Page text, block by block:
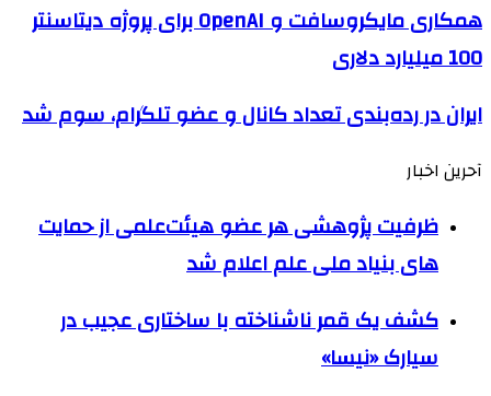
همکاری مایکروسافت و OpenAI برای پروژه دیتاسنتر
100 میلیارد دلاری
ایران در رده‌بندی تعداد کانال و عضو تلگرام، سوم شد
آحرین اخبار
ظرفیت پژوهشی هر عضو هیئت‌علمی از حمایت
های بنیاد ملی علم اعلام شد
کشف یک قمر ناشناخته با ساختاری عجیب در
سیارک «نیسا»